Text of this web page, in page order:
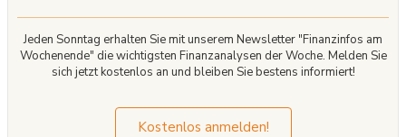
Jeden Sonntag erhalten Sie mit unserem Newsletter "Finanzinfos am
Wochenende" die wichtigsten Finanzanalysen der Woche. Melden Sie
sich jetzt kostenlos an und bleiben Sie bestens informiert!
Kostenlos anmelden!